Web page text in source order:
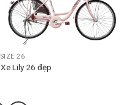
SIZE 26
Xe Lily 26 đẹp